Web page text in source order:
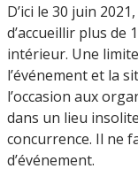
D’ici le 30 juin
d’accueillir plus de
intérieur. Une
l’événement et la
l’occasion aux
dans un lieu
concurrence. Il ne
d’événement.